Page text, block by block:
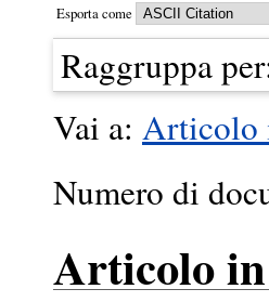
Esporta come
Raggruppa
Vai a: Articolo
Numero di
Articolo